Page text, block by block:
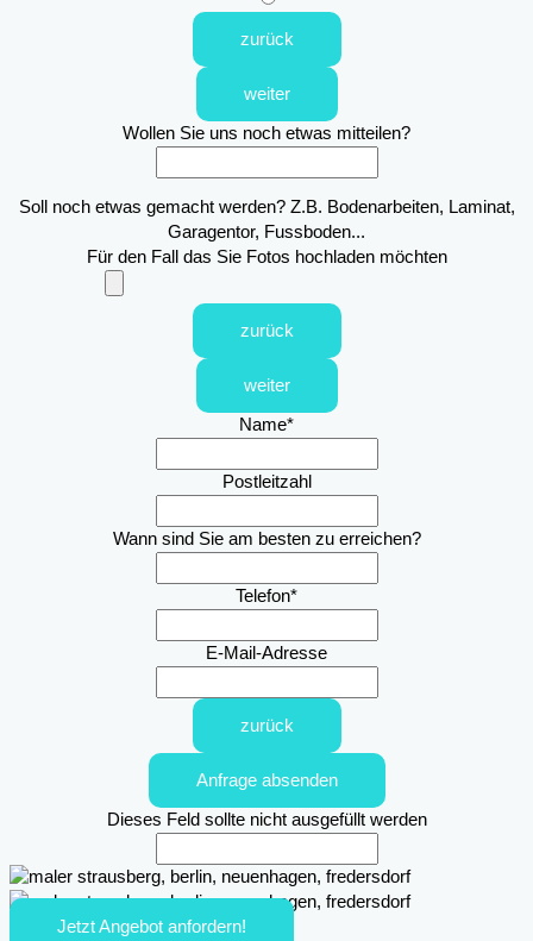
zurück
weiter
Wollen Sie uns noch etwas mitteilen?
Soll noch etwas gemacht werden? Z.B. Bodenarbeiten, Laminat,
Garagentor, Fussboden...
Für den Fall das Sie Fotos hochladen möchten
zurück
weiter
Name*
Postleitzahl
Wann sind Sie am besten zu erreichen?
Telefon*
E-Mail-Adresse
zurück
Anfrage absenden
Dieses Feld sollte nicht ausgefüllt werden
Jetzt Angebot anfordern!